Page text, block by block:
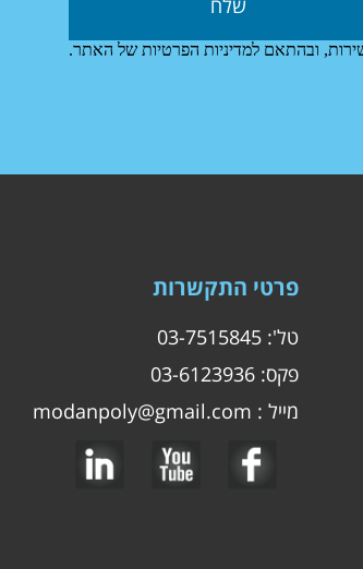
ובהתאם למדיניות הפרטיות של האתר.
פרטי התקשרות
טל': 03-7515845
פקס: 03-6123936
מייל : modanpoly@gmail.com